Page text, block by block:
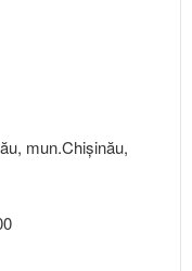
mun.Chişinău,